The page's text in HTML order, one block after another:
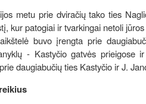
metu prie dviračių tako ties
kur patogiai ir tvarkingai netoli
buvo įrengta prie
- Kastyčio gatvės prieigose
daugiabučių ties Kastyčio ir J.